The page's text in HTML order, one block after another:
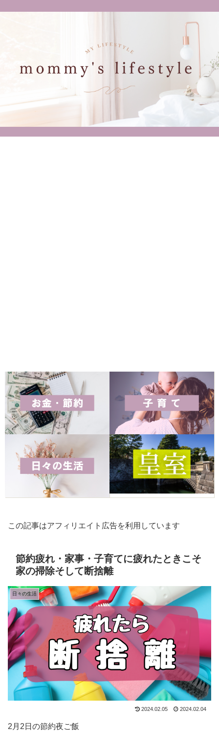
この記事はアフィリエイト広告を利用しています
節約疲れ・家事・子育てに疲れたときこそ
家の掃除そして断捨離
日々の生活
2024.02.05 2024.02.04
2月2日の節約夜ご飯